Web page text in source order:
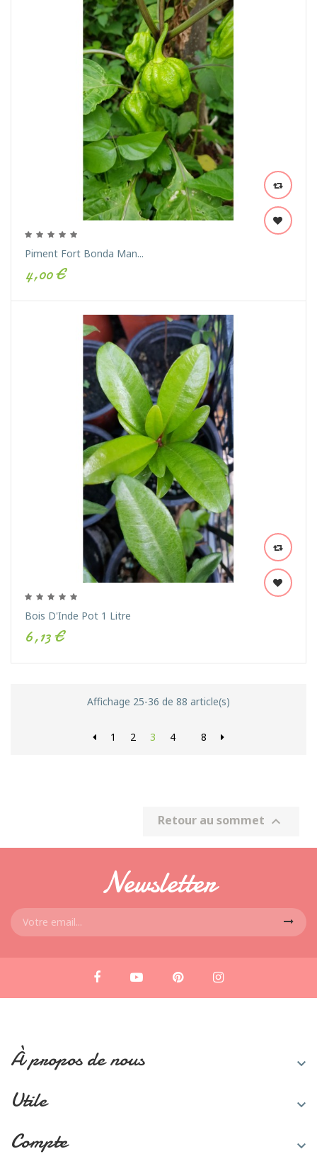
Piment Fort Bonda Man...
4,00 €
Bois D'Inde Pot 1 Litre
6,13 €
Affichage 25-36 de 88 article(s)
1 2 3 4 8
Retour au sommet 
Newsletter
À propos de nous 
Utile 
Compte 